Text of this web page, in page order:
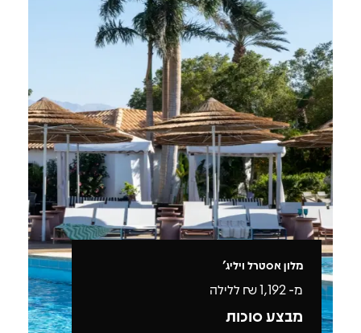
מלון אסטרל ויליג'
מ- 1,192₪ ללילה
מבצע סוכות